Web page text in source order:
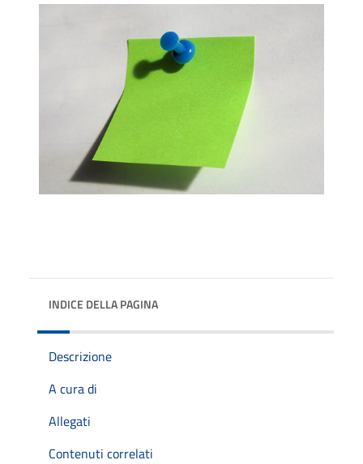
INDICE DELLA PAGINA
Descrizione
A cura di
Allegati
Contenuti correlati